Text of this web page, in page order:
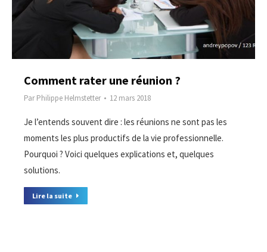
Comment rater une réunion ?
ParPhilippe Helmstetter 12 mars 2018
Je l’entends souvent dire : les réunions ne sont pas les
moments les plus productifs de la vie professionnelle.
Pourquoi ? Voici quelques explications et, quelques
solutions.
Lire la suite